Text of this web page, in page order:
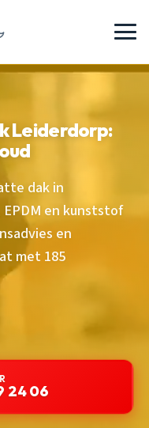
Leiderdorp:
dak in
en kunststof
en
met 185
24 06